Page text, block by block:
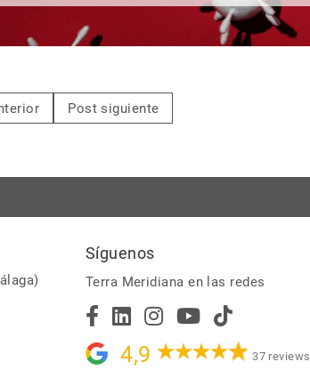
Post siguiente
Síguenos
Terra Meridiana en las redes
4,9 37 reviews